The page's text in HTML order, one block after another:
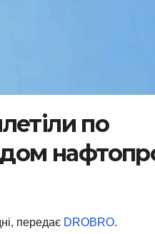
по
передає DROBRO.